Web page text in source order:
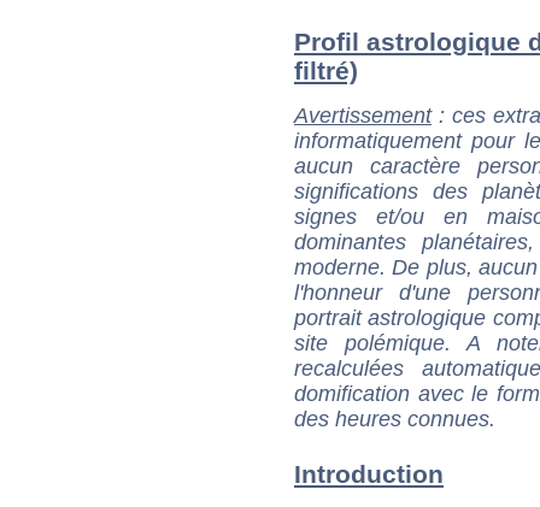
Profil astrologique
filtré)
Avertissement: ces
informatiquement pour
aucun caractère
significations des
signes et/ou en
dominantes
moderne. De plus,
l'honneur d'une
portrait astrologique
site polémique. A
recalculées
domification avec le
des heures connues.
Introduction